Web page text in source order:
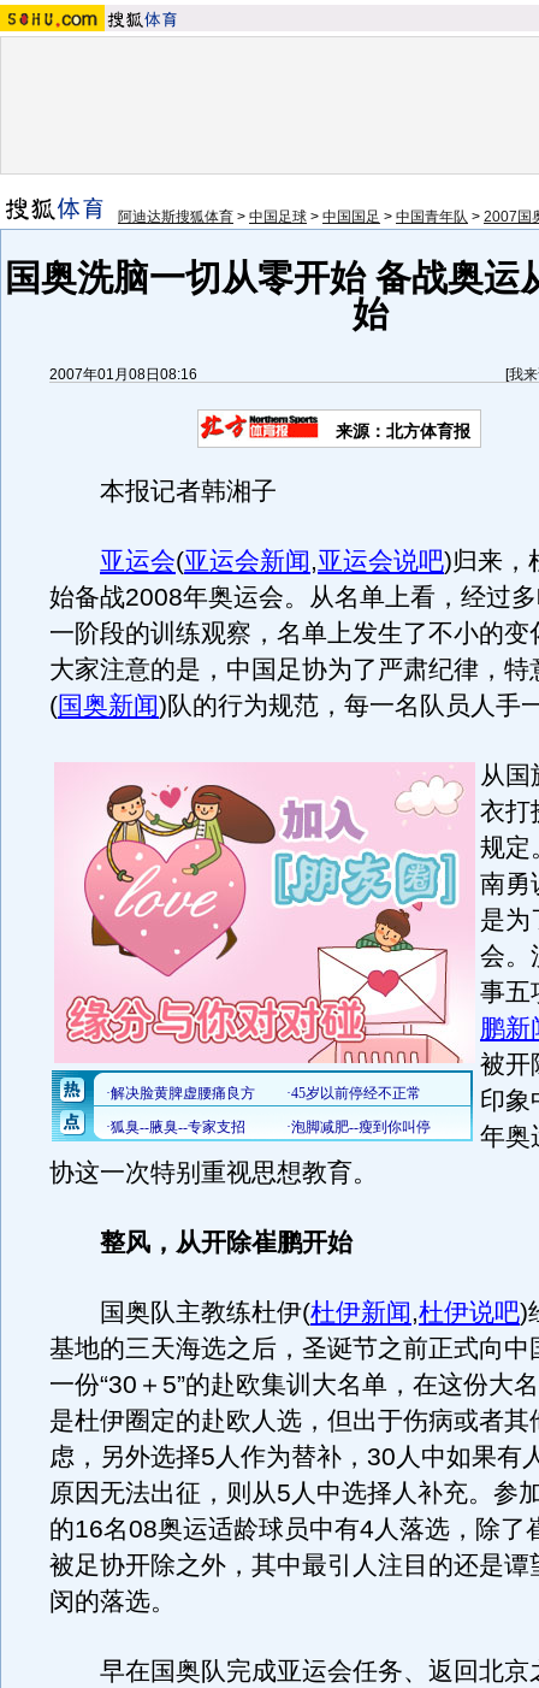
阿迪达斯搜狐体育 > 中国足球 > 中国国足 > 中国青年队 > 2007国
国奥洗脑一切从零开始 备战奥运
始
2007年01月08日08:16 [我
来源：北方体育报
本报记者韩湘子
亚运会(亚运会新闻,亚运会说吧)归来，
始备战2008年奥运会。从名单上看，经过
一阶段的训练观察，名单上发生了不小的变
大家注意的是，中国足协为了严肃纪律，特
(国奥新闻)队的行为规范，每一名队员人手
从国
衣打
规定
南勇
是为
会。
事五
鹏新
被开
印象
年奥
协这一次特别重视思想教育。
整风，从开除崔鹏开始
国奥队主教练杜伊(杜伊新闻,杜伊说吧)
基地的三天海选之后，圣诞节之前正式向中
一份“30＋5”的赴欧集训大名单，在这份大
是杜伊圈定的赴欧人选，但出于伤病或者其
虑，另外选择5人作为替补，30人中如果有
原因无法出征，则从5人中选择人补充。参
的16名08奥运适龄球员中有4人落选，除了
被足协开除之外，其中最引人注目的还是谭
闵的落选。
早在国奥队完成亚运会任务、返回北京